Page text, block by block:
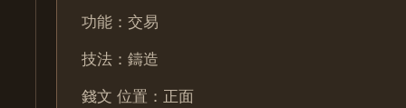
功能：交易
技法：鑄造
錢文 位置：正面